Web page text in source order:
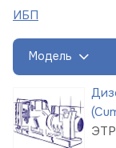
ИБП
Модель